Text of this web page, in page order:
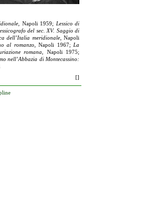
, Napoli 1959;
Lessico di
del sec. XV. Saggio di
dell’Italia meridionale, Napoli
al romanzo, Napoli 1967; La
romana , Napoli 1975;
nell’Abbazia di Montecassino:
[]